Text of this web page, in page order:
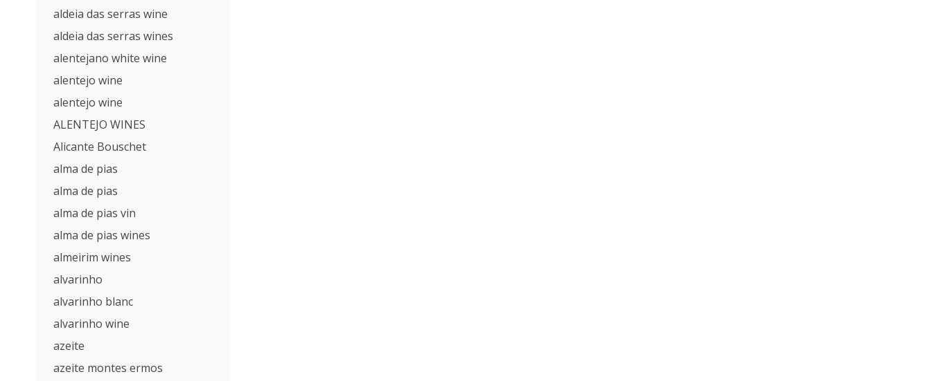
aldeia das serras wine
aldeia das serras wines
alentejano white wine
alentejo wine
alentejo wine
ALENTEJO WINES
Alicante Bouschet
alma de pias
alma de pias
alma de pias vin
alma de pias wines
almeirim wines
alvarinho
alvarinho blanc
alvarinho wine
azeite
azeite montes ermos